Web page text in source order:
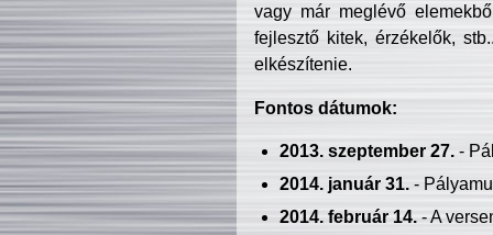
vagy már meglévő
fejlesztő kitek, érzékelők,
elkészítenie.
Fontos dátumok:
2013. szeptember 27.-
2014. január 31.-
2014. február 14.- A